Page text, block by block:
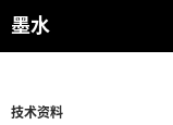
跳
至
墨水
搜
索
技术资料